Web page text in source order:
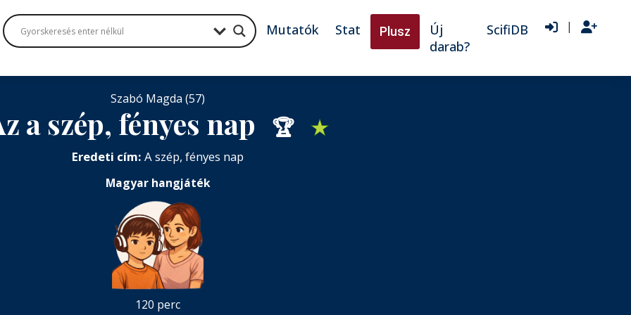
Mutatók Stat Plusz
Új
darab?
ScifiDB |
Szabó Magda (57)
a szép, fényes nap 🏆 ★
Eredeti cím: A szép, fényes nap
Magyar hangjáték
120 perc